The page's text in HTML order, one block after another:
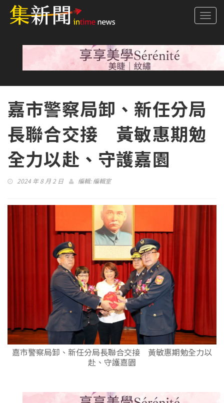
嘉市警察局卸、新任分局
長聯合交接 黃敏惠期勉
全力以赴、守護嘉園
2024 年 8 月 2 日 編輯:編輯室
嘉市警察局卸、新任分局長聯合交接 黃敏惠期勉全力以
赴、守護嘉園